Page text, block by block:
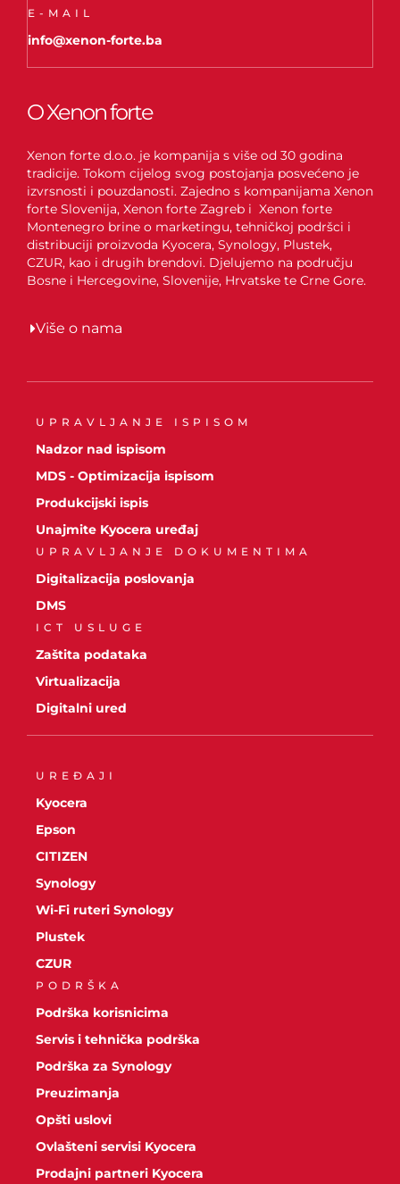
E-MAIL
info@xenon-forte.ba
O Xenon forte
Xenon forte d.o.o. je kompanija s više od 30 godina
tradicije. Tokom cijelog svog postojanja posvećeno je
izvrsnosti i pouzdanosti. Zajedno s kompanijama Xenon
forte Slovenija, Xenon forte Zagreb i Xenon forte
Montenegro brine o marketingu, tehničkoj podršci i
distribuciji proizvoda Kyocera, Synology, Plustek,
CZUR, kao i drugih brendovi. Djelujemo na području
Bosne i Hercegovine, Slovenije, Hrvatske te Crne Gore.
Više o nama
UPRAVLJANJE ISPISOM
Nadzor nad ispisom
MDS - Optimizacija ispisom
Produkcijski ispis
Unajmite Kyocera uređaj
UPRAVLJANJE DOKUMENTIMA
Digitalizacija poslovanja
DMS
ICT USLUGE
Zaštita podataka
Virtualizacija
Digitalni ured
UREĐAJI
Kyocera
Epson
CITIZEN
Synology
Wi-Fi ruteri Synology
Plustek
CZUR
PODRŠKA
Podrška korisnicima
Servis i tehnička podrška
Podrška za Synology
Preuzimanja
Opšti uslovi
Ovlašteni servisi Kyocera
Prodajni partneri Kyocera